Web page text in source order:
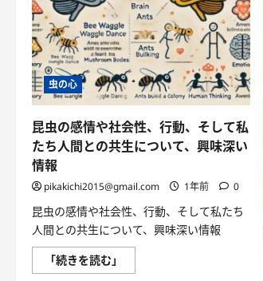
虫の心
昆虫の感情や社会性、行動、そして私
たち人間との共生について、興味深い
情報
pikakichi2015@gmail.com 1年前 0
昆虫の感情や社会性、行動、そして私たち
人間との共生について、興味深い情報
「続きを読む」
虫